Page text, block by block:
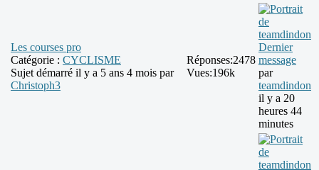
Les courses pro
Catégorie : CYCLISME
Sujet démarré il y a 5 ans 4 mois par
Christoph3
Réponses:2478
Vues:196k
Dernier
message
par
teamdindon
il y a 20
heures 44
minutes